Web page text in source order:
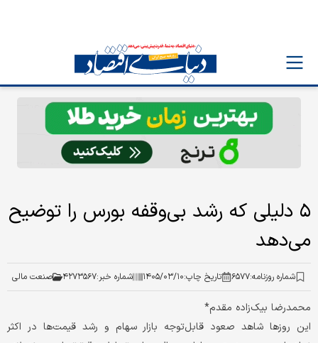
۵ دلیلی که رشد بی‌وقفه بورس را توضیح
می‌دهد
شماره روزنامه:۶۵۷۷ تاریخ چاپ:۱۴۰۵/۰۳/۱۰ شماره خبر:۴۲۷۳۵۶۷ صنعت مالی
محمدرضا بیک‌زاده مقدم*
این روزها شاهد صعود قابل‌توجه بازار سهام و رشد قیمت‌ها در اکثر